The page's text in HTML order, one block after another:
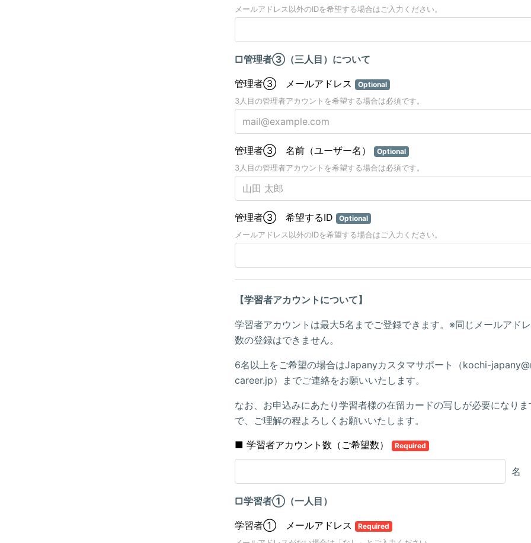
メールアドレス以外のIDを希望する場合はご入力ください。
□管理者③（三人目）について
管理者③ メールアドレス Optional
3人目の管理者アカウントを希望する場合は必須です。
管理者③ 名前（ユーザー名） Optional
3人目の管理者アカウントを希望する場合は必須です。
管理者③ 希望するID Optional
メールアドレス以外のIDを希望する場合はご入力ください。
【学習者アカウントについて】
学習者アカウントは最大5名までご登録できます。※同じメールアド
数の登録はできません。
6名以上をご希望の場合はJapanyカスタマサポート（kochi-
career.jp）までご連絡をお願いいたします。
なお、お申込みにあたり学習者様の在留カードの写しが必要になりま
で、ご理解の程よろしくお願いいたします。
■ 学習者アカウント数（ご希望数） Required
名
□学習者①（一人目）
学習者① メールアドレス Required